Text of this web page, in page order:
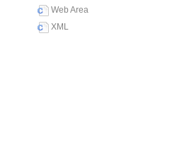
Web Area
XML